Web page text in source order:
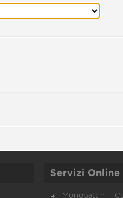
Servizi Online
Monopattini -